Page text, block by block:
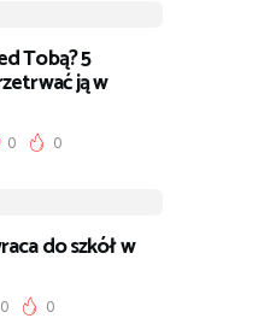
Tobą? 5
ją w
0 0
do szkół w
0 0